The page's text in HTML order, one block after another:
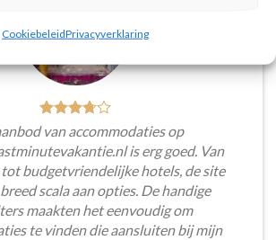
CookiebeleidPrivacyverklaring
van accommodaties op
is erg goed. Van
budgetvriendelijke hotels, de site
scala aan opties. De handige
maakten het eenvoudig om
te vinden die aansluiten bij mijn